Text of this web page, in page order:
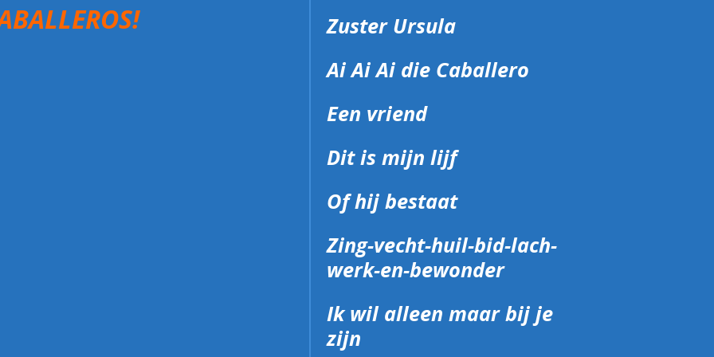
Zuster Ursula
Ai Ai Ai die Caballero
Een vriend
Dit is mijn lijf
Of hij bestaat
Zing-vecht-huil-bid-lach-
werk-en-bewonder
Ik wil alleen maar bij je
zijn